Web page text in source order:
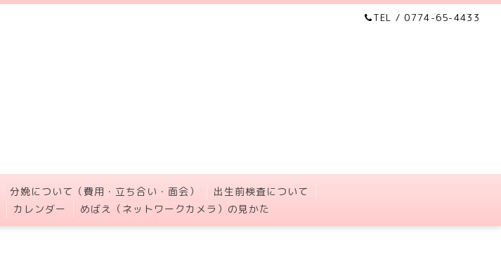
TEL / 0774-65-4433
分娩について（費用・立ち合い・面会）
出生前検査について
カレンダー めばえ（ネットワークカメラ）の見かた